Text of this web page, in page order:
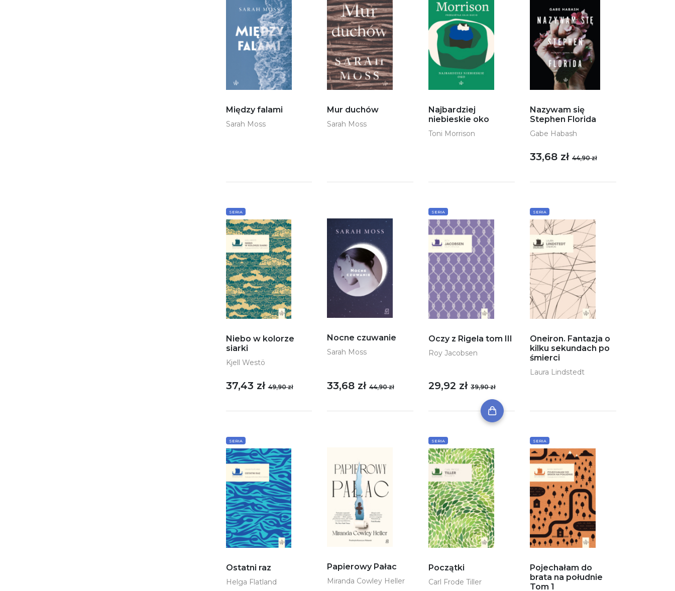
Między falami
Sarah Moss
Mur duchów
Sarah Moss
Najbardziej
niebieskie oko
Toni Morrison
Nazywam się
Stephen Florida
Gabe Habash
33,68 zł44,90 zł
SERIA
Niebo w kolorze
siarki
Kjell Westö
37,43 zł49,90 zł
Nocne czuwanie
Sarah Moss
33,68 zł44,90 zł
SERIA
Oczy z Rigela tom III
Roy Jacobsen
29,92 zł39,90 zł
SERIA
Oneiron. Fantazja o
kilku sekundach po
śmierci
Laura Lindstedt
SERIA
Ostatni raz
Helga Flatland
Papierowy Pałac
Miranda Cowley Heller
SERIA
Początki
Carl Frode Tiller
SERIA
Pojechałam do
brata na południe
Tom 1